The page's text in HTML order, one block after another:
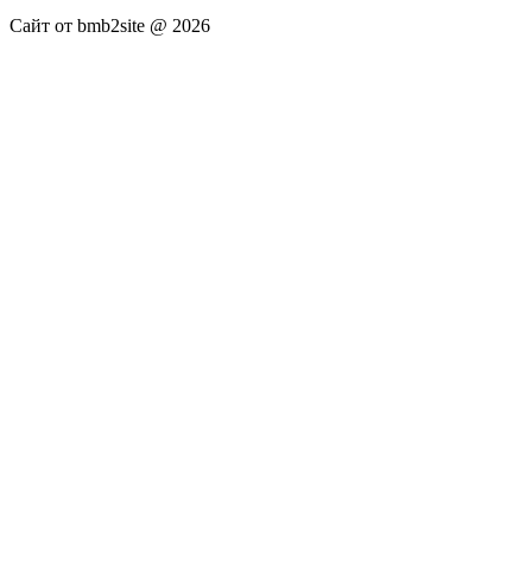
Сайт от bmb2site @ 2026